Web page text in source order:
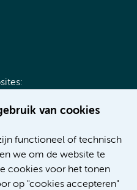
van cookies
functioneel of technisch
we om de website te
cookies voor het tonen
op "cookies accepteren"